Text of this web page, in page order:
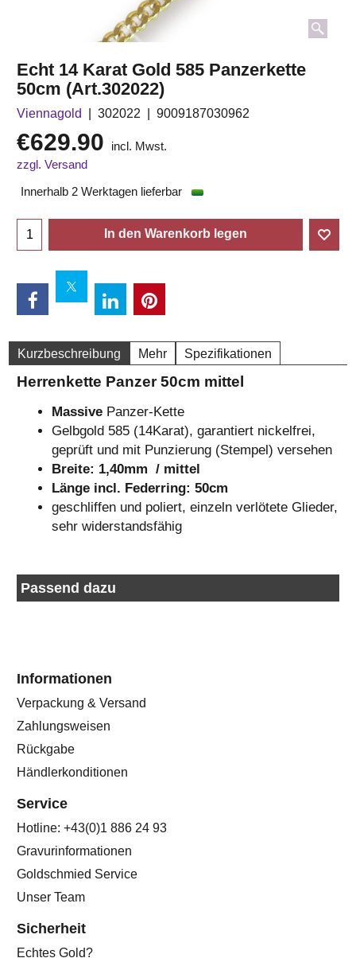
Echt 14 Karat Gold 585 Panzerkette
50cm (Art.302022)
Viennagold 302022 9009187030962
€629.90
incl. Mwst.
zzgl. Versand
Innerhalb 2 Werktagen lieferbar
In den Warenkorb legen
Kurzbeschreibung Mehr Spezifikationen
Herrenkette Panzer 50cm mittel
Massive Panzer-Kette
Gelbgold 585 (14Karat), garantiert nickelfrei,
geprüft und mit Punzierung (Stempel) versehen
Breite: 1,40mm / mittel
Länge incl. Federring: 50cm
geschliffen und poliert, einzeln verlötete Glieder,
sehr widerstandsfähig
Passend dazu
Informationen
Verpackung & Versand
Zahlungsweisen
Rückgabe
Händlerkonditionen
Service
Hotline: +43(0)1 886 24 93
Gravurinformationen
Goldschmied Service
Unser Team
Sicherheit
Echtes Gold?